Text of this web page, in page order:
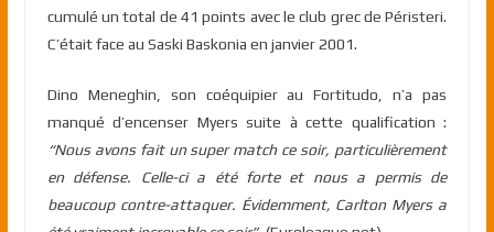
cumulé un total de 41 points avec le club grec de Péristeri.
C’était face au Saski Baskonia en janvier 2001.
Dino Meneghin, son coéquipier au Fortitudo, n’a pas
manqué d’encenser Myers suite à cette qualification :
“Nous avons fait un super match ce soir, particulièrement
en défense. Celle-ci a été forte et nous a permis de
beaucoup contre-attaquer. Évidemment, Carlton Myers a